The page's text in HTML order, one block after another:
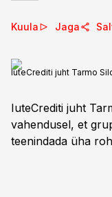
Kuula Jaga
IuteCrediti juht Tarmo
IuteCrediti juht
vahendusel, et
teenindada üha